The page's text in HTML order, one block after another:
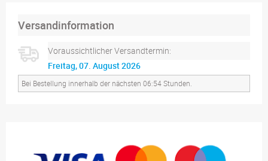
Versandinformation
Voraussichtlicher Versandtermin:
Freitag, 07. August 2026
Bei Bestellung innerhalb der nächsten 06:54 Stunden.